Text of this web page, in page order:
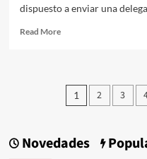
dispuesto a enviar una
Read MoreRead
Alonso
Romei///Rusia,
negociar
con
entradas
1 2 3
Novedades